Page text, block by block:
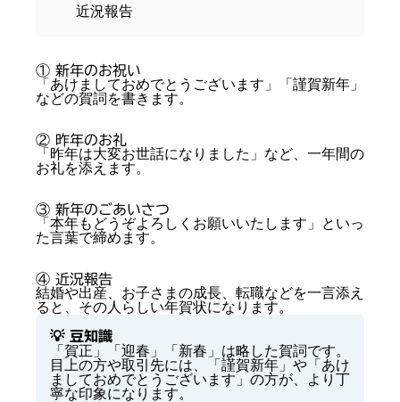
近況報告
① 新年のお祝い
「あけましておめでとうございます」「謹賀新年」
などの賀詞を書きます。
② 昨年のお礼
「昨年は大変お世話になりました」など、一年間の
お礼を添えます。
③ 新年のごあいさつ
「本年もどうぞよろしくお願いいたします」といっ
た言葉で締めます。
④ 近況報告
結婚や出産、お子さまの成長、転職などを一言添え
ると、その人らしい年賀状になります。
💡 豆知識
「賀正」「迎春」「新春」は略した賀詞です。
目上の方や取引先には、「謹賀新年」や「あけ
ましておめでとうございます」の方が、より丁
寧な印象になります。